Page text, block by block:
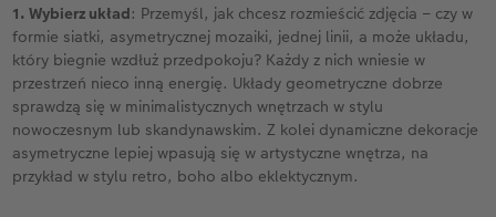
1. Wybierz układ: Przemyśl, jak chcesz rozmieścić zdjęcia – czy w
formie siatki, asymetrycznej mozaiki, jednej linii, a może układu,
który biegnie wzdłuż przedpokoju? Każdy z nich wniesie w
przestrzeń nieco inną energię. Układy geometryczne dobrze
sprawdzą się w minimalistycznych wnętrzach w stylu
nowoczesnym lub skandynawskim. Z kolei dynamiczne dekoracje
asymetryczne lepiej wpasują się w artystyczne wnętrza, na
przykład w stylu retro, boho albo eklektycznym.